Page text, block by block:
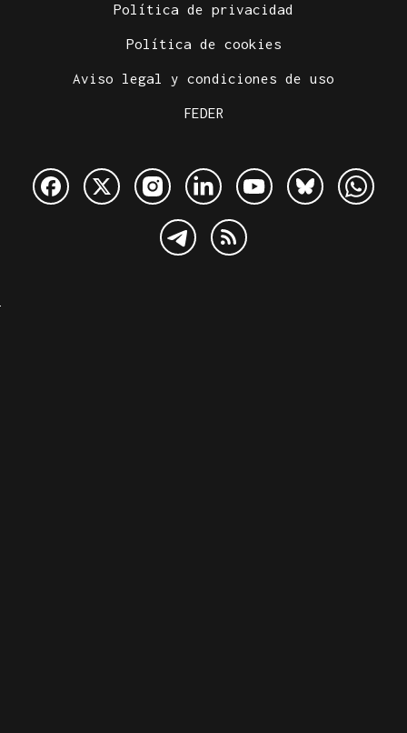
Política de privacidad
Política de cookies
Aviso legal y condiciones de uso
FEDER